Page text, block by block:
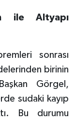
ile Altyapı
sonrası
birinin
Görgel,
sudaki kayıp
Bu durumu